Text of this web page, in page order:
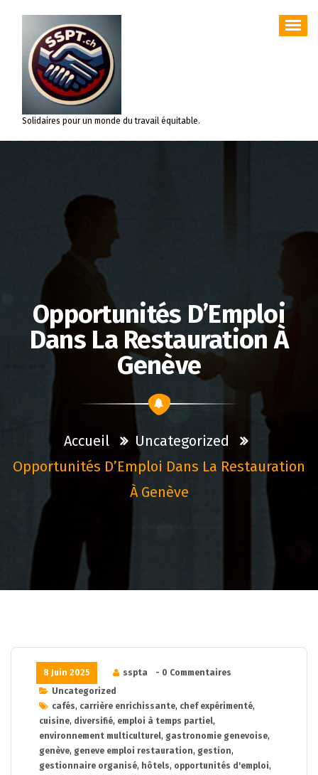
contenu
Solidaires pour un monde du travail équitable.
Opportunités D’Emploi
Dans La Restauration À
Genève
Accueil
Uncategorized
Opportunités D’Emploi Dans La Restauration
À Genève
8 Juin 2025 sspta
- 0 Commentaires
Uncategorized
cafés, carrière enrichissante, chef expérimenté,
cuisine, diversifié, emploi à temps partiel,
environnement multiculturel, gastronomie genevoise,
genève, geneve emploi restauration, gestion,
gestionnaire organisé, hôtels, opportunités d'emploi,